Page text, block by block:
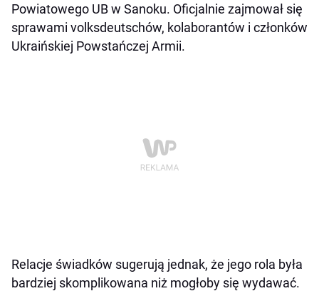
Powiatowego UB w Sanoku. Oficjalnie zajmował się
sprawami volksdeutschów, kolaborantów i członków
Ukraińskiej Powstańczej Armii.
Relacje świadków sugerują jednak, że jego rola była
bardziej skomplikowana niż mogłoby się wydawać.